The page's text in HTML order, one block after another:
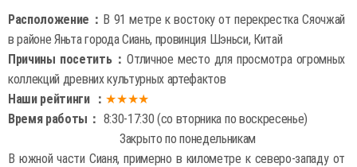
Расположение： В 91 метре к востоку от перекрестка Сяочжай
в районе Яньта города Сиань, провинция Шэньси, Китай
Причины посетить：Отличное место для просмотра огромных
коллекций древних культурных артефактов
Наши рейтинги ： ★★★★
Время работы： 8:30-17:30 (со вторника по воскресенье)
Закрыто по понедельникам
В южной части Сианя, примерно в километре к северо-западу от